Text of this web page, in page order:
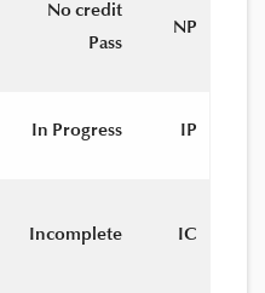
NP
No credit
Pass
IP
In Progress
IC
Incomplete